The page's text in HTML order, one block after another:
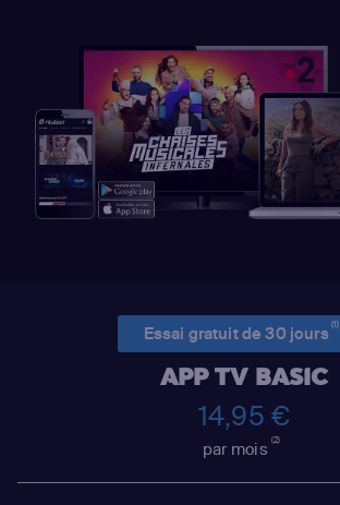
Essai gratuit de 30 jours(1)
APP TV BASIC
14,95 €
par mois(2)